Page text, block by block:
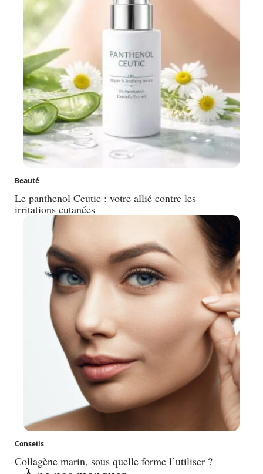
Beauté
Le panthenol Ceutic : votre allié contre les
irritations cutanées
Conseils
Collagène marin, sous quelle forme l’utiliser ?